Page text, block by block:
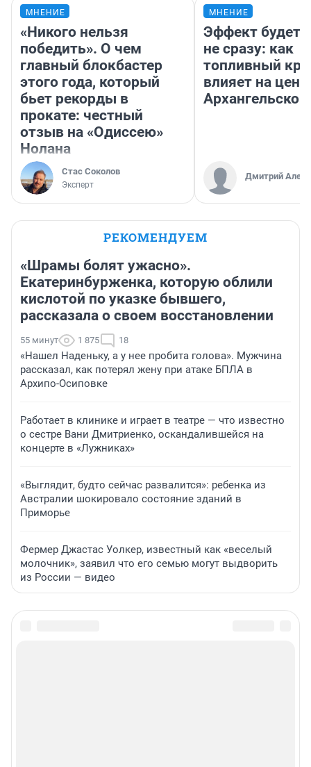
МНЕНИЕ
«Никого нельзя
победить». О чем
главный блокбастер
этого года, который
бьет рекорды в
прокате: честный
отзыв на «Одиссею»
Нолана
Стас Соколов
Эксперт
МНЕНИЕ
Эффект будет
не сразу: как
топливный
влияет на
Дмитрий
РЕКОМЕНДУЕМ
«Шрамы болят ужасно».
Екатеринбурженка, которую облили
кислотой по указке бывшего,
рассказала о своем восстановлении
55 минут 1 875 18
«Нашел Наденьку, а у нее пробита голова». Мужчина
рассказал, как потерял жену при атаке БПЛА в
Архипо-Осиповке
Работает в клинике и играет в театре — что известно
о сестре Вани Дмитриенко, оскандалившейся на
концерте в «Лужниках»
«Выглядит, будто сейчас развалится»: ребенка из
Австралии шокировало состояние зданий в
Приморье
Фермер Джастас Уолкер, известный как «веселый
молочник», заявил что его семью могут выдворить
из России — видео